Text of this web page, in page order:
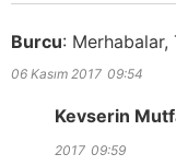
Burcu:
06 Kasım 2017 09:54
Kevserin
2017 09:59